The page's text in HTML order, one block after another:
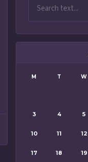
M T W
3 4 5
10 11 12
17 18 19